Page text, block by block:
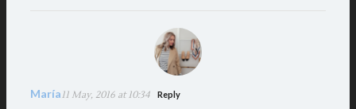
María11 May, 2016 at 10:34 Reply